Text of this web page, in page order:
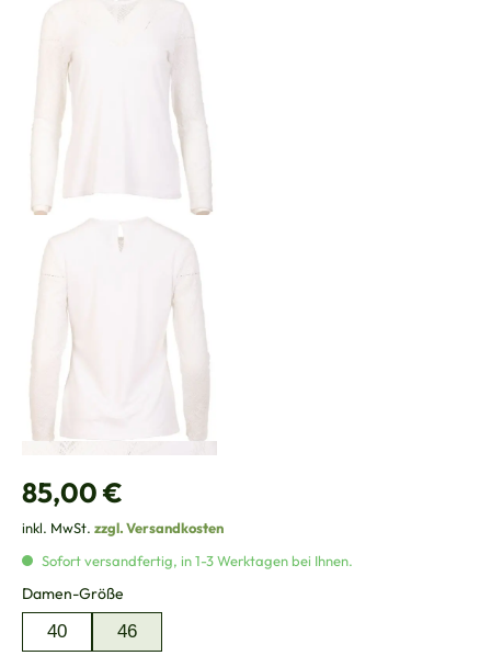
Regulärer Preis:
85,00 €
inkl. MwSt. zzgl. Versandkosten
Sofort versandfertig, in 1-3 Werktagen bei Ihnen.
Damen-Größe
40 46